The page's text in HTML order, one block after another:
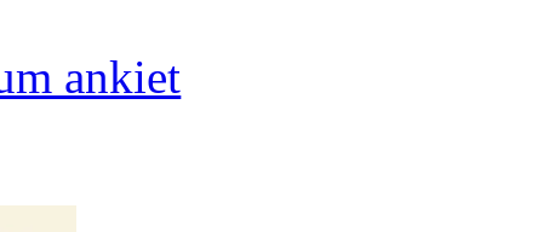
ankiet